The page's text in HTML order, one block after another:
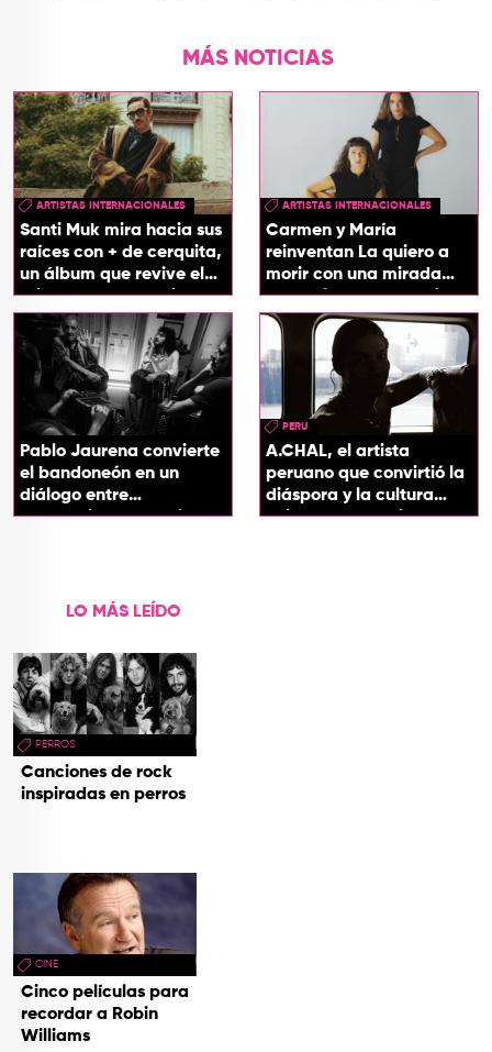
MÁS NOTICIAS
ARTISTAS INTERNACIONALES
Santi Muk mira hacia sus
raíces con + de cerquita,
un álbum que revive el
origen de sus canciones
ARTISTAS INTERNACIONALES
Carmen y María
reinventan La quiero a
morir con una mirada
entre el flamenco y el
soul
Pablo Jaurena convierte
el bandoneón en un
diálogo entre
generaciones con el
PERU
A.CHAL, el artista
peruano que convirtió la
diáspora y la cultura
chicha en su sonido
LO MÁS LEÍDO
PERROS
Canciones de rock
inspiradas en perros
CINE
Cinco películas para
recordar a Robin
Williams